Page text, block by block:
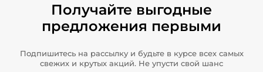
Получайте выгодные
предложения первыми
Подпишитесь на рассылку и будьте в курсе всех самых
свежих и крутых акций. Не упусти свой шанс